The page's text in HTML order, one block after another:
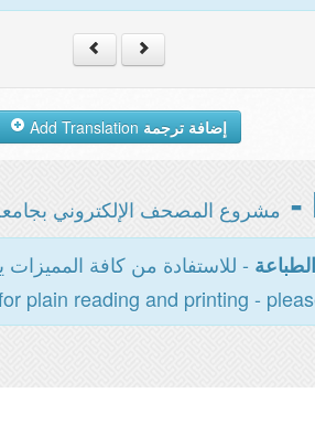
إضافة ترجمة
مشروع المصحف الإلكتروني
- للاستفادة من كافة المميزات
plain reading and printing -